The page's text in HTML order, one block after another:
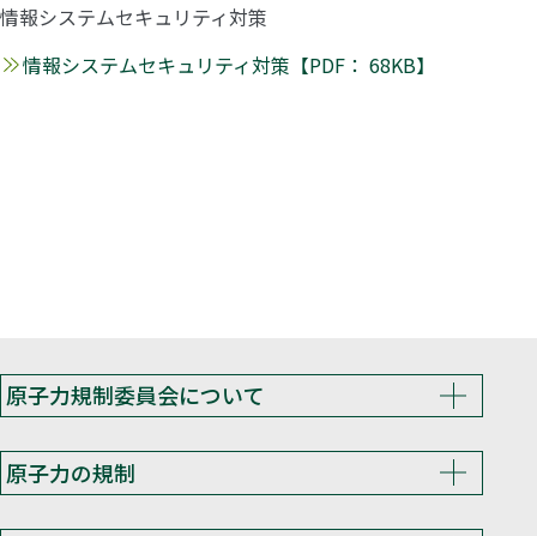
情報システムセキュリティ対策
情報システムセキュリティ対策【PDF： 68KB】
原子力規制委員会について
原子力の規制